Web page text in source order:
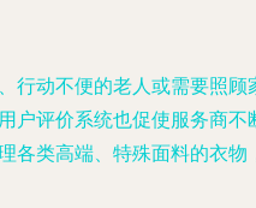
动不便的老人或需要照顾
评价系统也促使服务商不
各类高端、特殊面料的衣